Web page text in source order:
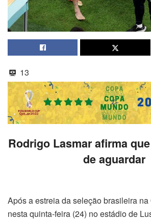
13
Rodrigo Lasmar afirma
de aguardar
Após a estreia da seleção brasileira na
nesta quinta-feira (24) no estádio de